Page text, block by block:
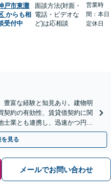
戸市東灘
からも相
受付中
面談方法(対面・
電話・ビデオな
ど)は応相談
営業時
間：本日
定休日
豊富な経験と知見あり。建物明
契約の有効性、賃貸借契約に関
士業とも連携し、迅速かつ円滑
宮北口駅3分】
見る
メールでお問い合わせ